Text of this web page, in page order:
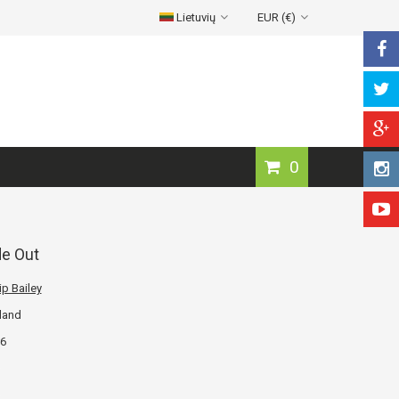
EUR (€)
Lietuvių
0
Out
Bailey